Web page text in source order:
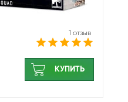
1 отзыв
КУПИТЬ